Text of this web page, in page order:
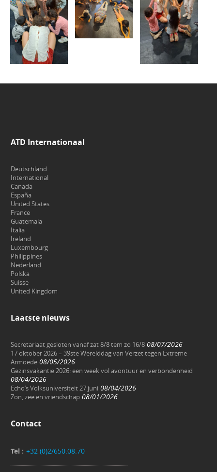
ATD Internationaal
Deutschland
International
Canada
España
United States
France
Guatemala
Italia
Ireland
Luxembourg
Philippines
Nederland
Polska
Suisse
United Kingdom
Laatste nieuws
Secretariaat gesloten vanaf zat 8/8 tem zo 16/8 08/07/2026
17 oktober 2026 – 39ste Werelddag van Verzet tegen Extreme
Armoede 08/05/2026
Gezinsvakantie 2026: een week vol avontuur en verbondenheid
08/04/2026
Echo’s Volksuniversiteit 27 juni 08/04/2026
Zon, zee en vriendschap 08/01/2026
Contact
Tel : +32 (0)2/650.08.70